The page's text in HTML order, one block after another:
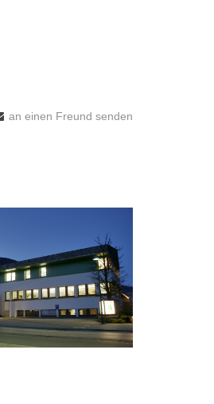
an einen Freund senden